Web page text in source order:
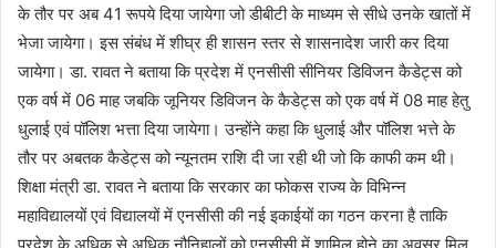
के तौर पर अब 41 रूपये दिया जायेगा जो डीबीटी के माध्यम से सीधे उनके खातों में
भेजा जायेगा। इस संबंध में शीघ्र ही शासन स्तर से शासनादेश जारी कर दिया
जायेगा। डा. रावत ने बताया कि प्रदेश में एनसीसी सीनियर डिविजन कैडेट्स को
एक वर्ष में 06 माह जबकि जूनियर डिविजन के कैडेट्स को एक वर्ष में 08 माह हेतु
धुलाई एवं पॉलिश भत्ता दिया जायेगा। उन्होंने कहा कि धुलाई और पॉलिश भत्ते के
तौर पर अबतक कैडेट्स को न्यूनतम राशि दी जा रही थी जो कि काफी कम थी।
शिक्षा मंत्री डा. रावत ने बताया कि सरकार का फोकस राज्य के विभिन्न
महाविद्यालयों एवं विद्यालयों में एनसीसी की नई इकाईयों का गठन करना है ताकि